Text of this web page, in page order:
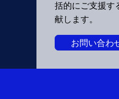
括的にご支援す
献します。
お問い合わ